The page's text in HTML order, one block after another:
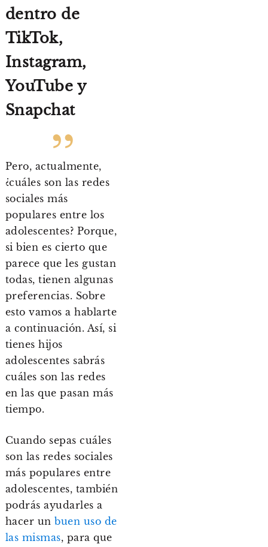
dentro de
TikTok,
Instagram,
YouTube y
Snapchat
Pero, actualmente,
¿cuáles son las redes
sociales más
populares entre los
adolescentes? Porque,
si bien es cierto que
parece que les gustan
todas, tienen algunas
preferencias. Sobre
esto vamos a hablarte
a continuación. Así, si
tienes hijos
adolescentes sabrás
cuáles son las redes
en las que pasan más
tiempo.
Cuando sepas cuáles
son las redes sociales
más populares entre
adolescentes, también
podrás ayudarles a
hacer unbuen uso de
las mismas, para que